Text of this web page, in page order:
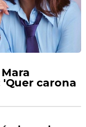
carona